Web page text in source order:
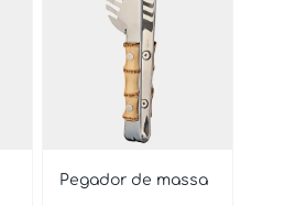
Pegador de massa